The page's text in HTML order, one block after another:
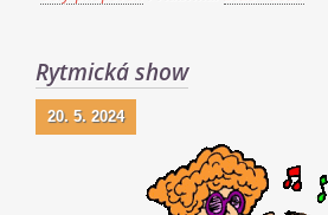
Rytmická show
20. 5. 2024